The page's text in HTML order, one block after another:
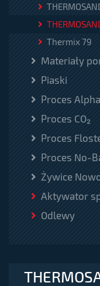
Thermix 79
Materiały
Piaski
Proces
Proces CO₂
Proces
Proces No-
Żywice
Aktywator
Odlewy